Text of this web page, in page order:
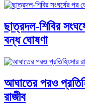
ছাত্রদল-শিবির
বন্ধ ঘোষণা
আঘাতের পরও
রাজীব